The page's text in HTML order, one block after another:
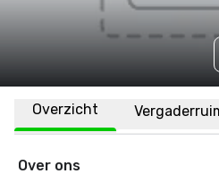
Overzicht
Over ons